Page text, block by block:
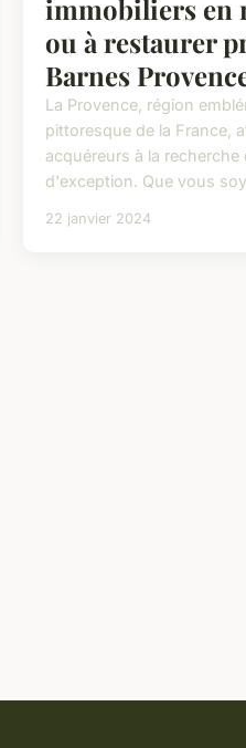
immobiliers en
ou à restaurer
Barnes
La Provence, région
pittoresque de la France,
acquéreurs à la recherche
d'exception. Que vous
22 janvier 2024